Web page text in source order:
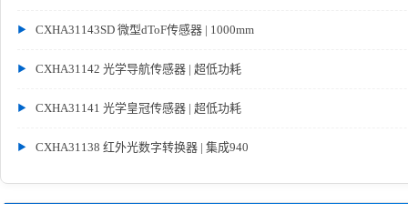
CXHA31143SD 微型dToF传感器 | 1000mm
CXHA31142 光学导航传感器 | 超低功耗
CXHA31141 光学皇冠传感器 | 超低功耗
CXHA31138 红外光数字转换器 | 集成940